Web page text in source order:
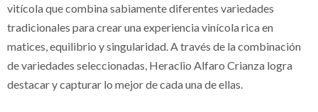
vitícola que combina sabiamente diferentes variedades
tradicionales para crear una experiencia vinícola rica en
matices, equilibrio y singularidad. A través de la combinación
de variedades seleccionadas, Heraclio Alfaro Crianza logra
destacar y capturar lo mejor de cada una de ellas.